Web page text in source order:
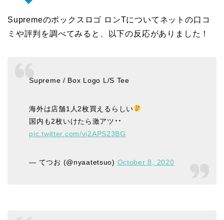
Supremeのボックスロゴ ロンTについてネットの口コ
ミや評判を調べてみると、以下の反応がありました！
Supreme / Box Logo L/S Tee
海外は店舗1人2枚買えるらしい
国内も2枚いけたら激アツ
pic.twitter.com/vj2APS23BG
— てつお (@nyaatetsuo) October 8, 2020